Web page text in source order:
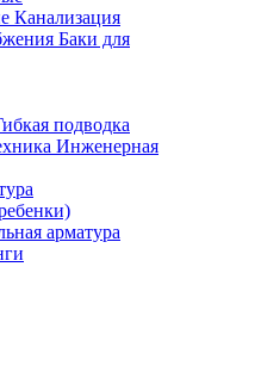
Канализация
Баки для
подводка
Инженерная
арматура